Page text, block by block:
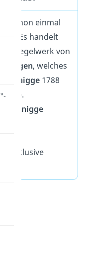
schon einmal
Es handelt
Regelwerk von
, welches
Knigge 1788
Knigge
inklusive